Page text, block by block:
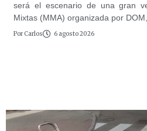
será el escenario de una gran
Mixtas (MMA) organizada por
Por Carlos 6 agosto 2026